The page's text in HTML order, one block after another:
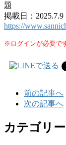
題
掲載日：2025.7.9
https://
※ログインが必要で
前の記事へ
次の記事へ
カテゴリー